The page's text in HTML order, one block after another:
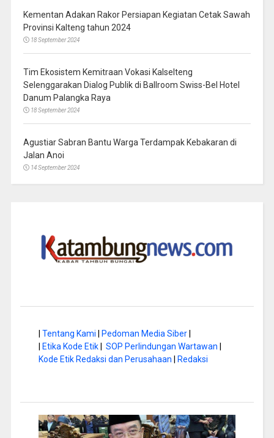
Kementan Adakan Rakor Persiapan Kegiatan Cetak Sawah
Provinsi Kalteng tahun 2024
18 September 2024
Tim Ekosistem Kemitraan Vokasi Kalselteng
Selenggarakan Dialog Publik di Ballroom Swiss-Bel Hotel
Danum Palangka Raya
18 September 2024
Agustiar Sabran Bantu Warga Terdampak Kebakaran di
Jalan Anoi
14 September 2024
Tentang Kami Pedoman Media Siber|
Etika Kode Etik| SOP Perlindungan Wartawan
Kode Etik Redaksi dan Perusahaan
Redaksi